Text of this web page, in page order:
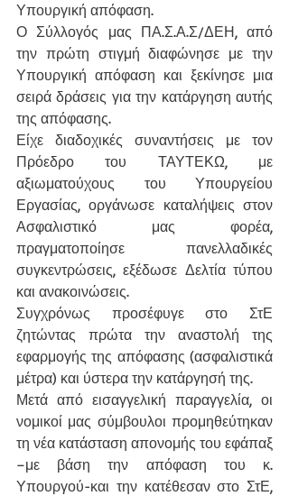
Υπουργική απόφαση.
Ο Σύλλογός μας ΠΑ.Σ.Α.Σ/ΔΕΗ, από
την πρώτη στιγμή διαφώνησε με την
Υπουργική απόφαση και ξεκίνησε μια
σειρά δράσεις για την κατάργηση αυτής
της απόφασης.
Είχε διαδοχικές συναντήσεις με τον
Πρόεδρο του ΤΑΥΤΕΚΩ, με
αξιωματούχους του Υπουργείου
Εργασίας, οργάνωσε καταλήψεις στον
Ασφαλιστικό μας φορέα,
πραγματοποίησε πανελλαδικές
συγκεντρώσεις, εξέδωσε Δελτία τύπου
και ανακοινώσεις.
Συγχρόνως προσέφυγε στο ΣτΕ
ζητώντας πρώτα την αναστολή της
εφαρμογής της απόφασης (ασφαλιστικά
μέτρα) και ύστερα την κατάργησή της.
Μετά από εισαγγελική παραγγελία, οι
νομικοί μας σύμβουλοι προμηθεύτηκαν
τη νέα κατάσταση απονομής του εφάπαξ
–με βάση την απόφαση του κ.
Υπουργού-και την κατέθεσαν στο ΣτΕ,